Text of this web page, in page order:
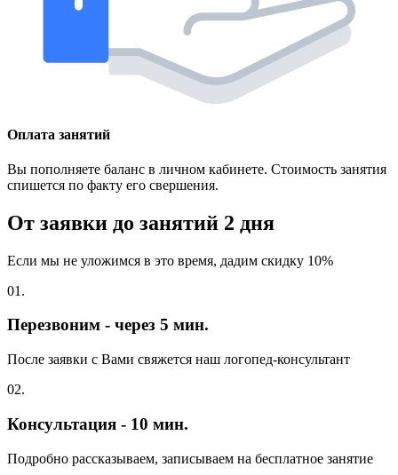
Оплата занятий
Вы пополняете баланс в личном кабинете. Стоимость занятия
спишется по факту его свершения.
От заявки до занятий 2 дня
Если мы не уложимся в это время, дадим скидку 10%
01.
Перезвоним - через 5 мин.
После заявки с Вами свяжется наш логопед-консультант
02.
Консультация - 10 мин.
Подробно рассказываем, записываем на бесплатное занятие